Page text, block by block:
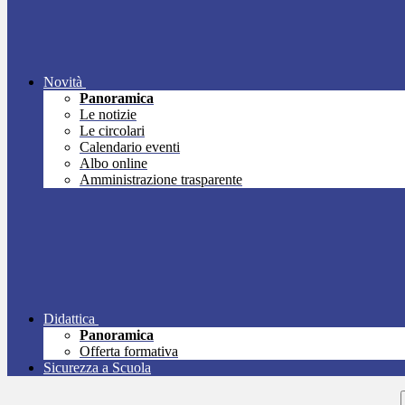
Novità
Panoramica
Le notizie
Le circolari
Calendario eventi
Albo online
Amministrazione trasparente
Didattica
Panoramica
Offerta formativa
Sicurezza a Scuola